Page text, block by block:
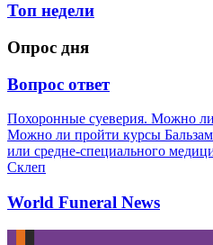
Топ недели
Опрос дня
Вопрос ответ
Похоронные суеверия. Можно
Можно ли пройти курсы
или средне-специального
Склеп
World Funeral News